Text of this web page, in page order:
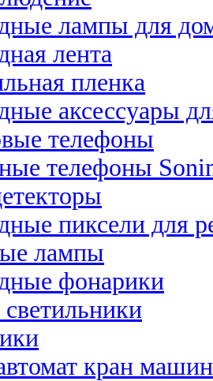
лампы для
лента
пленка
аксессуары
телефоны
телефоны
пиксели для
лампы
фонарики
кран